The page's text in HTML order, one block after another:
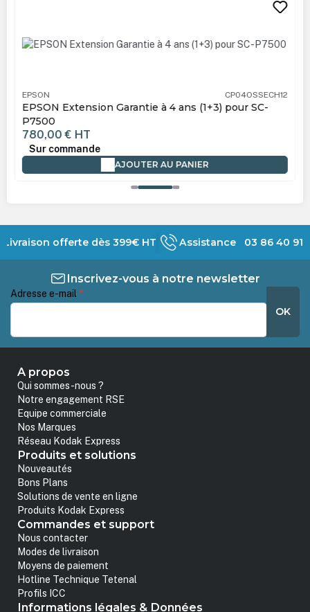
EPSON CP04OSSECH12
EPSON Extension Garantie à 4 ans (1+3) pour SC-
P7500
780,00 € HT
Sur commande
AJOUTER AU PANIER
Livraison offerte dès 399€ HT Assistance 03 86 40 91
Inscrivez-vous à notre newsletter
Adresse e-mail *
OK
A propos
Qui sommes-nous ?
Notre engagement RSE
Equipe commerciale
Nos Marques
Réseau Kodak Express
Produits et solutions
Nouveautés
Bons Plans
Solutions de vente en ligne
Produits Kodak Express
Commandes et support
Nous contacter
Modes de livraison
Moyens de paiement
Hotline Technique Tetenal
Profils ICC
Informations légales & Données